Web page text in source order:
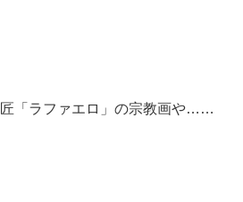
「ラファエロ」の宗教画や……